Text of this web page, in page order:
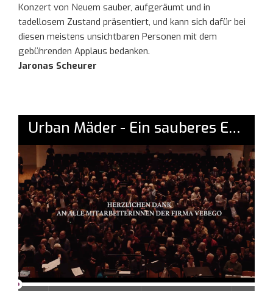
Konzert von Neuem sauber, aufgeräumt und in
tadellosem Zustand präsentiert, und kann sich dafür bei
diesen meistens unsichtbaren Personen mit dem
gebührenden Applaus bedanken.
Jaronas Scheurer